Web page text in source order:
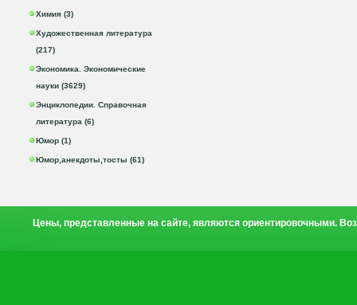
Химия (3)
Художественная литература
(217)
Экономика. Экономические
науки (3629)
Энциклопедии. Справочная
литература (6)
Юмор (1)
Юмор,анекдоты,тосты (61)
Цены, представленные на сайте, являются ориентировочными.